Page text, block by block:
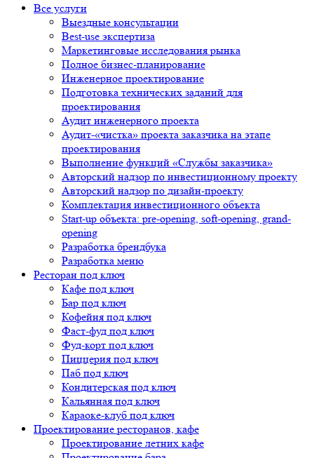
Все услуги
Выездные консультации
Best-use экспертиза
Маркетинговые исследования рынка
Полное бизнес-планирование
Инженерное проектирование
Подготовка технических заданий для
проектирования
Аудит инженерного проекта
Аудит-«чистка» проекта заказчика на этапе
проектирования
Выполнение функций «Службы заказчика»
Авторский надзор по инвестиционному проекту
Авторский надзор по дизайн-проекту
Комплектация инвестиционного объекта
Start-up объекта: pre-opening, soft-opening, grand-
opening
Разработка брендбука
Разработка меню
Ресторан под ключ
Кафе под ключ
Бар под ключ
Кофейня под ключ
Фаст-фуд под ключ
Фуд-корт под ключ
Пиццерия под ключ
Паб под ключ
Кондитерская под ключ
Кальянная под ключ
Караоке-клуб под ключ
Проектирование ресторанов, кафе
Проектирование летних кафе